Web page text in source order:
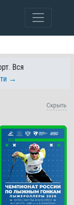
Вся
→
Скрыть